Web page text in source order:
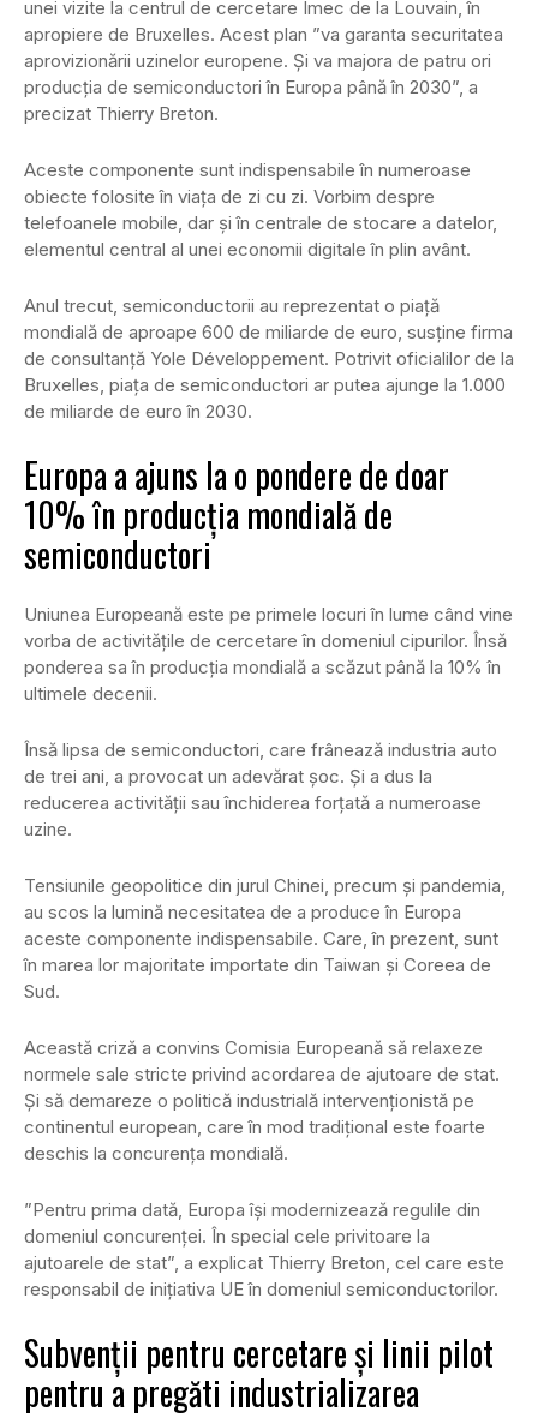
unei vizite la centrul de cercetare Imec de la Louvain, în
apropiere de Bruxelles. Acest plan ”va garanta securitatea
aprovizionării uzinelor europene. Și va majora de patru ori
producţia de semiconductori în Europa până în 2030”, a
precizat Thierry Breton.
Aceste componente sunt indispensabile în numeroase
obiecte folosite în viaţa de zi cu zi. Vorbim despre
telefoanele mobile, dar şi în centrale de stocare a datelor,
elementul central al unei economii digitale în plin avânt.
Anul trecut, semiconductorii au reprezentat o piaţă
mondială de aproape 600 de miliarde de euro, susţine firma
de consultanţă Yole Développement. Potrivit oficialilor de la
Bruxelles, piaţa de semiconductori ar putea ajunge la 1.000
de miliarde de euro în 2030.
Europa a ajuns la o pondere de doar
10% în producția mondială de
semiconductori
Uniunea Europeană este pe primele locuri în lume când vine
vorba de activităţile de cercetare în domeniul cipurilor. Însă
ponderea sa în producţia mondială a scăzut până la 10% în
ultimele decenii.
Însă lipsa de semiconductori, care frânează industria auto
de trei ani, a provocat un adevărat șoc. Și a dus la
reducerea activității sau închiderea forţată a numeroase
uzine.
Tensiunile geopolitice din jurul Chinei, precum şi pandemia,
au scos la lumină necesitatea de a produce în Europa
aceste componente indispensabile. Care, în prezent, sunt
în marea lor majoritate importate din Taiwan şi Coreea de
Sud.
Această criză a convins Comisia Europeană să relaxeze
normele sale stricte privind acordarea de ajutoare de stat.
Și să demareze o politică industrială intervenţionistă pe
continentul european, care în mod tradiţional este foarte
deschis la concurenţa mondială.
”Pentru prima dată, Europa îşi modernizează regulile din
domeniul concurenţei. În special cele privitoare la
ajutoarele de stat”, a explicat Thierry Breton, cel care este
responsabil de iniţiativa UE în domeniul semiconductorilor.
Subvenții pentru cercetare și linii pilot
pentru a pregăti industrializarea